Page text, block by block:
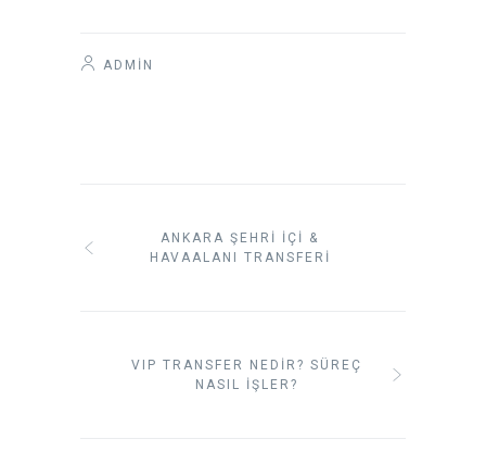
ADMIN
ANKARA ŞEHRI İÇI &
HAVAALANI TRANSFERI
VIP TRANSFER NEDIR? SÜREÇ
NASIL İŞLER?